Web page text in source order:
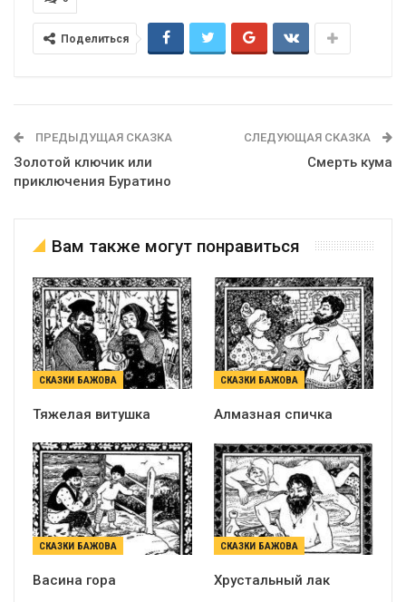
Поделиться
ПРЕДЫДУЩАЯ СКАЗКА
Золотой ключик или
приключения Буратино
СЛЕДУЮЩАЯ СКАЗКА
Смерть кума
Вам также могут понравиться
СКАЗКИ БАЖОВА
Тяжелая витушка
СКАЗКИ БАЖОВА
Алмазная спичка
СКАЗКИ БАЖОВА
Васина гора
СКАЗКИ БАЖОВА
Хрустальный лак